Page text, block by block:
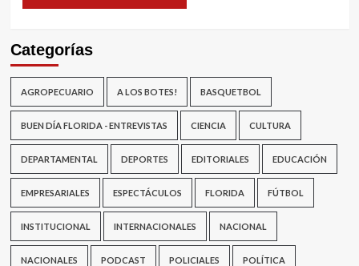
Categorías
AGROPECUARIO A LOS BOTES! BASQUETBOL
BUEN DÍA FLORIDA - ENTREVISTAS CIENCIA CULTURA
DEPARTAMENTAL DEPORTES EDITORIALES EDUCACIÓN
EMPRESARIALES ESPECTÁCULOS FLORIDA FÚTBOL
INSTITUCIONAL INTERNACIONALES NACIONAL
NACIONALES PODCAST POLICIALES POLÍTICA